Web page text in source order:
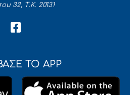
32, Τ.Κ. 20131
ΤΟ APP